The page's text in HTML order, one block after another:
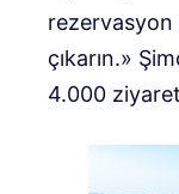
rezervasyon
çıkarın.»
4.000